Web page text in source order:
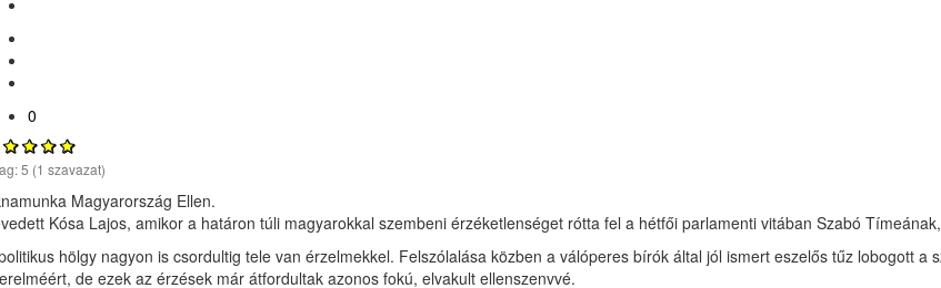
0
5 (1 szavazat)
Magyarország Ellen.
Kósa Lajos, amikor a határon túli magyarokkal szembeni érzéketlenséget rótta fel a hétfői parlamenti vitában Szabó
hölgy nagyon is csordultig tele van érzelmekkel. Felszólalása közben a válóperes bírók által jól ismert eszelős tűz lobogott
de ezek az érzések már átfordultak azonos fokú, elvakult ellenszenvvé.